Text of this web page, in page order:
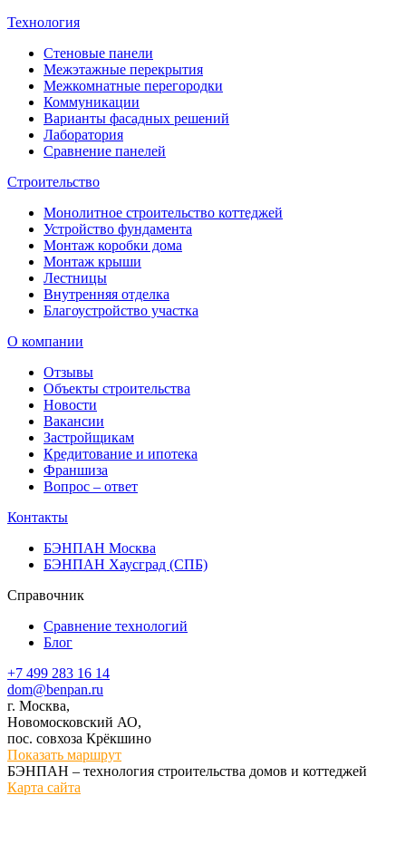
Технология
Стеновые панели
Межэтажные перекрытия
Межкомнатные перегородки
Коммуникации
Варианты фасадных решений
Лаборатория
Сравнение панелей
Строительство
Монолитное строительство коттеджей
Устройство фундамента
Монтаж коробки дома
Монтаж крыши
Лестницы
Внутренняя отделка
Благоустройство участка
О компании
Отзывы
Объекты строительства
Новости
Вакансии
Застройщикам
Кредитование и ипотека
Франшиза
Вопрос – ответ
Контакты
БЭНПАН Москва
БЭНПАН Хаусград (СПБ)
Справочник
Сравнение технологий
Блог
+7 499 283 16 14
dom@benpan.ru
г. Москва,
Новомосковский АО,
пос. совхоза Крёкшино
Показать маршрут
БЭНПАН – технология строительства домов и коттеджей
Карта сайта